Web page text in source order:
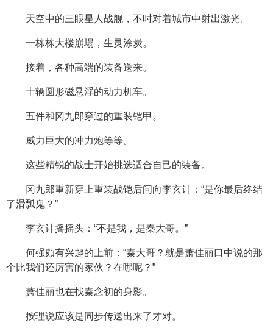
天空中的三眼星人战舰，不时对着城市中射出激光。
一栋栋大楼崩塌，生灵涂炭。
接着，各种高端的装备送来。
十辆圆形磁悬浮的动力机车。
五件和冈九郎穿过的重装铠甲。
威力巨大的冲力炮等等。
这些精锐的战士开始挑选适合自己的装备。
冈九郎重新穿上重装战铠后问向李玄计：“是你最后终结
了滑瓢鬼？”
李玄计摇摇头：“不是我，是秦大哥。”
何强颇有兴趣的上前：“秦大哥？就是萧佳丽口中说的那
个比我们还厉害的家伙？在哪呢？”
萧佳丽也在找秦念初的身影。
按理说应该是同步传送出来了才对。